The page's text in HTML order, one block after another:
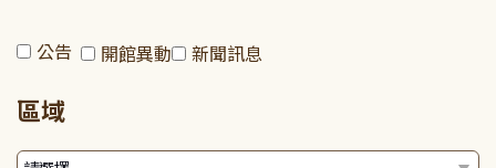
公告 開館異動 新聞訊息
區域